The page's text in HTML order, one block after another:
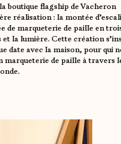
boutique flagship de Vacheron
réalisation : la montée
de marqueterie de paille en
la lumière. Cette création
date avec la maison, pour qui
marqueterie de paille à travers